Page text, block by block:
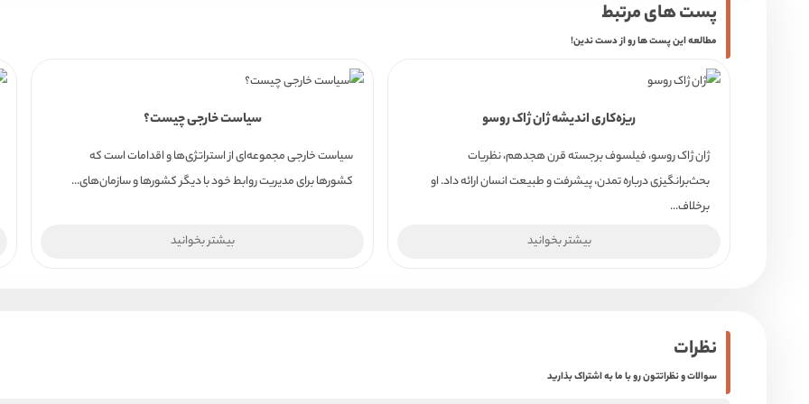
پست های مرتبط
مطالعه این پست ها رو از دست ندین!
ریزه‌کاری اندیشه ژان ژاک روسو
ژان ژاک روسو، فیلسوف برجسته قرن هجدهم، نظریات
بحث‌برانگیزی درباره تمدن، پیشرفت و طبیعت انسان ارائه داد. او
برخلاف...
بیشتر بخوانید
سیاست خارجی چیست؟
سیاست خارجی مجموعه‌ای از استراتژی‌ها و اقدامات است که
کشورها برای مدیریت روابط خود با دیگر کشورها و سازمان‌های...
بیشتر بخوانید
نظرات
سوالات و نظراتتون رو با ما به اشتراک بذارید